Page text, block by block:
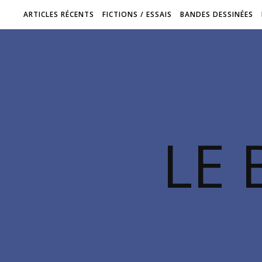
ARTICLES RÉCENTS FICTIONS / ESSAIS BANDES DESSINÉES
LE